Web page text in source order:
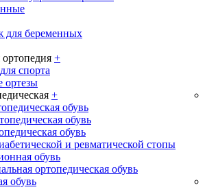
для беременных
+
спорта
ортезы
+
обувь
обувь
обувь
и ревматической стопы
обувь
ортопедическая обувь
обувь